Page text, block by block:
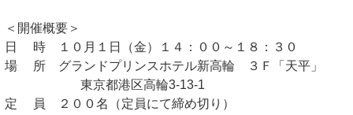
＜開催概要＞
日 時 １０月１日（金）１４：００～１８：３０
場 所 グランドプリンスホテル新高輪 ３Ｆ「天平」
東京都港区高輪3-13-1
定 員 ２００名（定員にて締め切り）